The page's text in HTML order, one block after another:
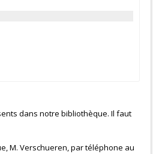
dans notre bibliothèque. Il faut
M. Verschueren, par téléphone au